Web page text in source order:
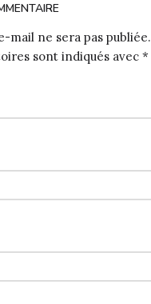
mail ne sera pas publiée.
sont indiqués avec *